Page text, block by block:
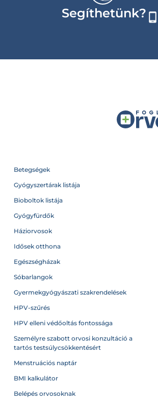
Segíthetünk?
Betegségek
Gyógyszertárak listája
Bioboltok listája
Gyógyfürdők
Háziorvosok
Idősek otthona
Egészségházak
Sóbarlangok
Gyermekgyógyászati szakrendelések
HPV-szűrés
HPV elleni védőoltás fontossága
Személyre szabott orvosi konzultáció a
tartós testsúlycsökkentésért
Menstruációs naptár
BMI kalkulátor
Belépés orvosoknak